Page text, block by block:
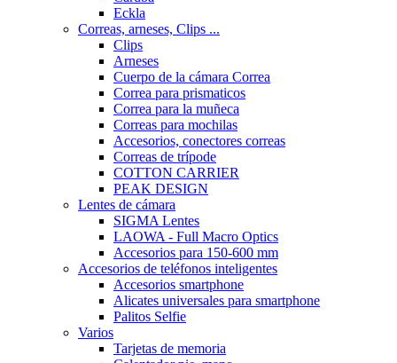
Eckla
Correas, arneses, Clips ...
Clips
Arneses
Cuerpo de la cámara Correa
Correa para prismaticos
Correa para la muñeca
Correas para mochilas
Accesorios, conectores correas
Correas de trípode
COTTON CARRIER
PEAK DESIGN
Lentes de cámara
SIGMA Lentes
LAOWA - Full Macro Optics
Accesorios para 150-600 mm
Accesorios de teléfonos inteligentes
Accesorios smartphone
Alicates universales para smartphone
Palitos Selfie
Varios
Tarjetas de memoria